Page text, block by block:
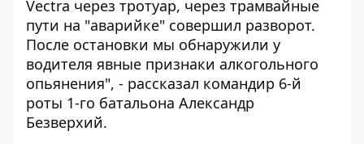
Vectra через тротуар, через трамвайные
пути на "аварийке" совершил разворот.
После остановки мы обнаружили у
водителя явные признаки алкогольного
опьянения", - рассказал командир 6-й
роты 1-го батальона Александр
Безверхий.